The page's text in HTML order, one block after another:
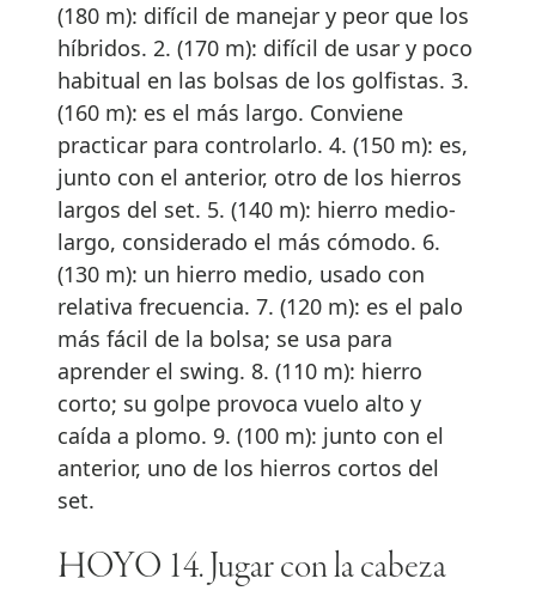
(180 m): difícil de manejar y peor que los
híbridos. 2. (170 m): difícil de usar y poco
habitual en las bolsas de los golfistas. 3.
(160 m): es el más largo. Conviene
practicar para controlarlo. 4. (150 m): es,
junto con el anterior, otro de los hierros
largos del set. 5. (140 m): hierro medio-
largo, considerado el más cómodo. 6.
(130 m): un hierro medio, usado con
relativa frecuencia. 7. (120 m): es el palo
más fácil de la bolsa; se usa para
aprender el swing. 8. (110 m): hierro
corto; su golpe provoca vuelo alto y
caída a plomo. 9. (100 m): junto con el
anterior, uno de los hierros cortos del
set.
HOYO 14. Jugar con la cabeza